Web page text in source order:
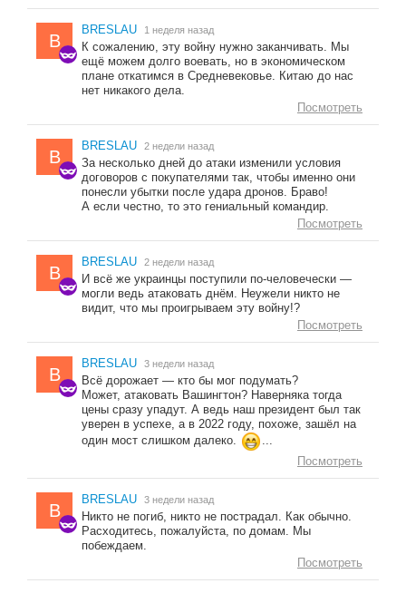
B
BRESLAU 1 неделя назад
К сожалению, эту войну нужно заканчивать. Мы
ещё можем долго воевать, но в экономическом
плане откатимся в Средневековье. Китаю до нас
нет никакого дела.
Посмотреть
B
BRESLAU 2 недели назад
За несколько дней до атаки изменили условия
договоров с покупателями так, чтобы именно они
понесли убытки после удара дронов. Браво!
А если честно, то это гениальный командир.
Посмотреть
B
BRESLAU 2 недели назад
И всё же украинцы поступили по-человечески —
могли ведь атаковать днём. Неужели никто не
видит, что мы проигрываем эту войну!?
Посмотреть
B
BRESLAU 3 недели назад
Всё дорожает — кто бы мог подумать?
Может, атаковать Вашингтон? Наверняка тогда
цены сразу упадут. А ведь наш президент был так
уверен в успехе, а в 2022 году, похоже, зашёл на
один мост слишком далеко.
...
Посмотреть
B
BRESLAU 3 недели назад
Никто не погиб, никто не пострадал. Как обычно.
Расходитесь, пожалуйста, по домам. Мы
побеждаем.
Посмотреть